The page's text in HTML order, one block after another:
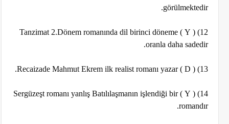
görülmektedir.
12) ( Y ) Tanzimat 2.Dönem romanında dil birinci döneme
oranla daha sadedir.
13) ( D ) Recaizade Mahmut Ekrem ilk realist romanı yazar.
14) ( Y ) Sergüzeşt romanı yanlış Batılılaşmanın işlendiği bir
romandır.